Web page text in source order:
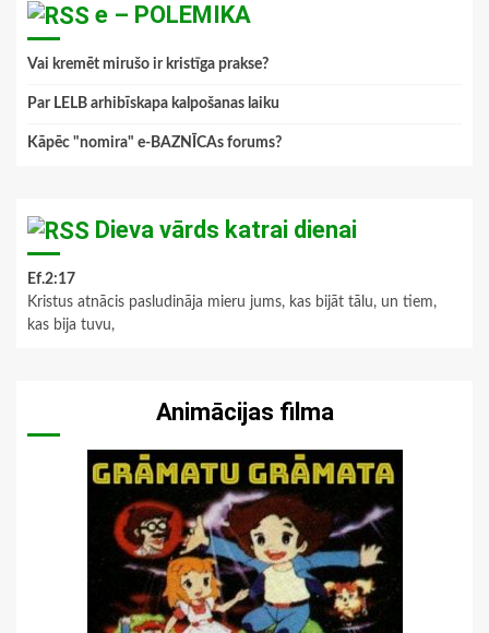
e – POLEMIKA
Vai kremēt mirušo ir kristīga prakse?
Par LELB arhibīskapa kalpošanas laiku
Kāpēc "nomira" e-BAZNĪCAs forums?
Dieva vārds katrai dienai
Ef.2:17
Kristus atnācis pasludināja mieru jums, kas bijāt tālu, un tiem,
kas bija tuvu,
Animācijas filma